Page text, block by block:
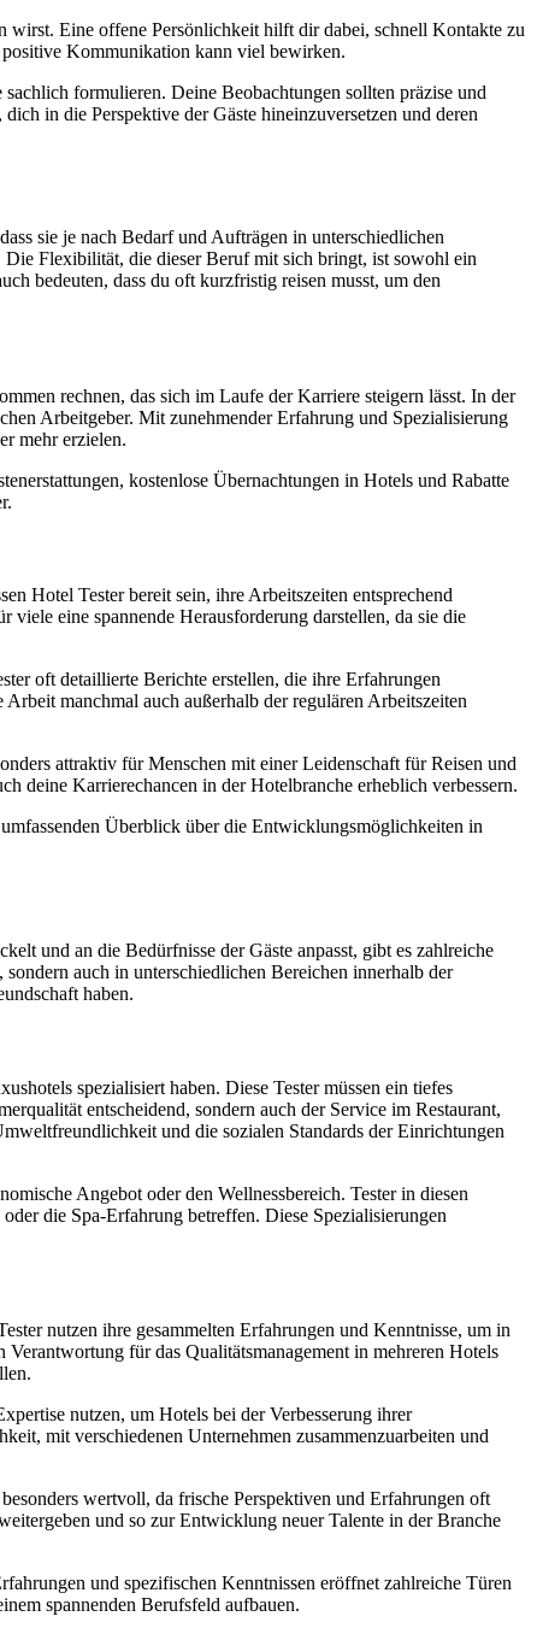
wirst. Eine offene Persönlichkeit hilft dir dabei, schnell Kontakte zu
positive Kommunikation kann viel bewirken.
formulieren. Deine Beobachtungen sollten präzise und
in die Perspektive der Gäste hineinzuversetzen und deren
sie je nach Bedarf und Aufträgen in unterschiedlichen
Flexibilität, die dieser Beruf mit sich bringt, ist sowohl ein
bedeuten, dass du oft kurzfristig reisen musst, um den
rechnen, das sich im Laufe der Karriere steigern lässt. In der
Arbeitgeber. Mit zunehmender Erfahrung und Spezialisierung
mehr erzielen.
kostenlose Übernachtungen in Hotels und Rabatte
Hotel Tester bereit sein, ihre Arbeitszeiten entsprechend
eine spannende Herausforderung darstellen, da sie die
oft detaillierte Berichte erstellen, die ihre Erfahrungen
manchmal auch außerhalb der regulären Arbeitszeiten
attraktiv für Menschen mit einer Leidenschaft für Reisen und
deine Karrierechancen in der Hotelbranche erheblich verbessern.
Überblick über die Entwicklungsmöglichkeiten in
und an die Bedürfnisse der Gäste anpasst, gibt es zahlreiche
auch in unterschiedlichen Bereichen innerhalb der
haben.
spezialisiert haben. Diese Tester müssen ein tiefes
entscheidend, sondern auch der Service im Restaurant,
und die sozialen Standards der Einrichtungen
Angebot oder den Wellnessbereich. Tester in diesen
die Spa-Erfahrung betreffen. Diese Spezialisierungen
nutzen ihre gesammelten Erfahrungen und Kenntnisse, um in
für das Qualitätsmanagement in mehreren Hotels
nutzen, um Hotels bei der Verbesserung ihrer
mit verschiedenen Unternehmen zusammenzuarbeiten und
wertvoll, da frische Perspektiven und Erfahrungen oft
und so zur Entwicklung neuer Talente in der Branche
und spezifischen Kenntnissen eröffnet zahlreiche Türen
spannenden Berufsfeld aufbauen.